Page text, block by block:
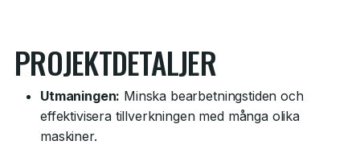
PROJEKTDETALJER
Utmaningen: Minska bearbetningstiden och
effektivisera tillverkningen med många olika
maskiner.